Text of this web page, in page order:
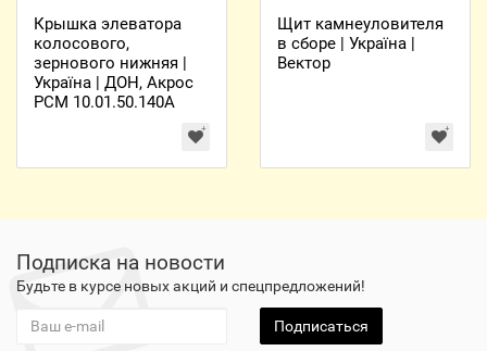
Крышка элеватора
колосового,
зернового нижняя |
Україна | ДОН, Акрос
РСМ 10.01.50.140А
Щит камнеуловителя
в сборе | Україна |
Вектор
Подписка на новости
Будьте в курсе новых акций и спецпредложений!
Подписаться